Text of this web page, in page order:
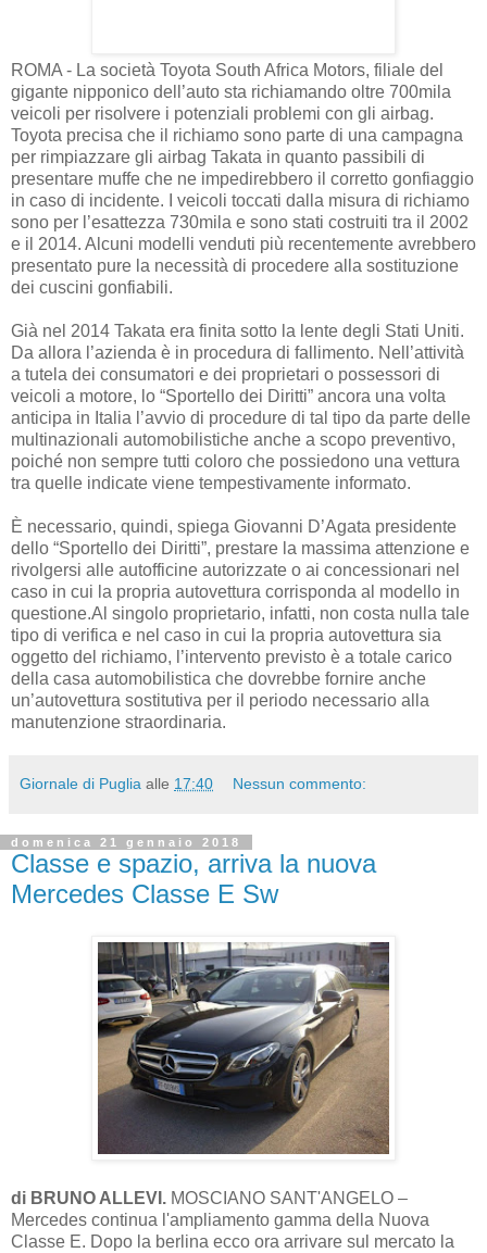
ROMA - La società Toyota South Africa Motors, filiale del
gigante nipponico dell’auto sta richiamando oltre 700mila
veicoli per risolvere i potenziali problemi con gli airbag.
Toyota precisa che il richiamo sono parte di una campagna
per rimpiazzare gli airbag Takata in quanto passibili di
presentare muffe che ne impedirebbero il corretto gonfiaggio
in caso di incidente. I veicoli toccati dalla misura di richiamo
sono per l’esattezza 730mila e sono stati costruiti tra il 2002
e il 2014. Alcuni modelli venduti più recentemente avrebbero
presentato pure la necessità di procedere alla sostituzione
dei cuscini gonfiabili.
Già nel 2014 Takata era finita sotto la lente degli Stati Uniti.
Da allora l’azienda è in procedura di fallimento. Nell’attività
a tutela dei consumatori e dei proprietari o possessori di
veicoli a motore, lo “Sportello dei Diritti” ancora una volta
anticipa in Italia l’avvio di procedure di tal tipo da parte delle
multinazionali automobilistiche anche a scopo preventivo,
poiché non sempre tutti coloro che possiedono una vettura
tra quelle indicate viene tempestivamente informato.
È necessario, quindi, spiega Giovanni D’Agata presidente
dello “Sportello dei Diritti”, prestare la massima attenzione e
rivolgersi alle autofficine autorizzate o ai concessionari nel
caso in cui la propria autovettura corrisponda al modello in
questione.Al singolo proprietario, infatti, non costa nulla tale
tipo di verifica e nel caso in cui la propria autovettura sia
oggetto del richiamo, l’intervento previsto è a totale carico
della casa automobilistica che dovrebbe fornire anche
un’autovettura sostitutiva per il periodo necessario alla
manutenzione straordinaria.
Giornale di Puglia alle 17:40 Nessun commento:
domenica 21 gennaio 2018
Classe e spazio, arriva la nuova
Mercedes Classe E Sw
di BRUNO ALLEVI. MOSCIANO SANT'ANGELO –
Mercedes continua l'ampliamento gamma della Nuova
Classe E. Dopo la berlina ecco ora arrivare sul mercato la